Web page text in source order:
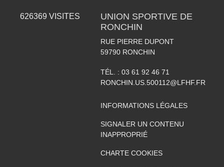
626369 VISITES
UNION SPORTIVE DE
RONCHIN
RUE PIERRE DUPONT
59790 RONCHIN
TÉL. : 03 61 92 46 71
RONCHIN.US.500112@LFHF.FR
INFORMATIONS LÉGALES
SIGNALER UN CONTENU
INAPPROPRIÉ
CHARTE COOKIES